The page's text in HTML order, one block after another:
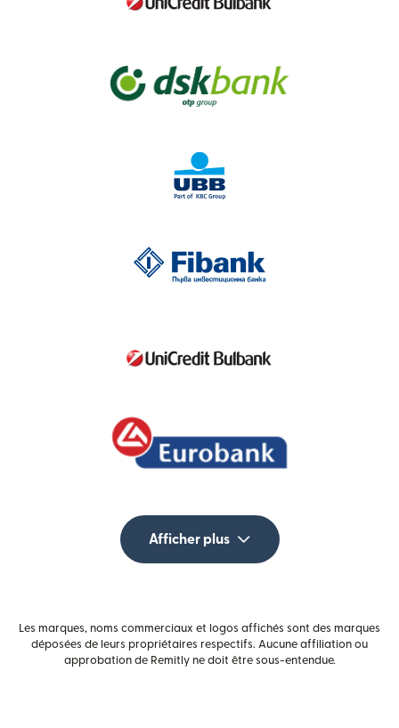
Afficher plus
Les marques, noms commerciaux et logos affichés sont des marques
déposées de leurs propriétaires respectifs. Aucune affiliation ou
approbation de Remitly ne doit être sous-entendue.